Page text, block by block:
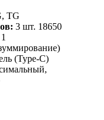
TG
3 шт. 18650
1
(Type-C)